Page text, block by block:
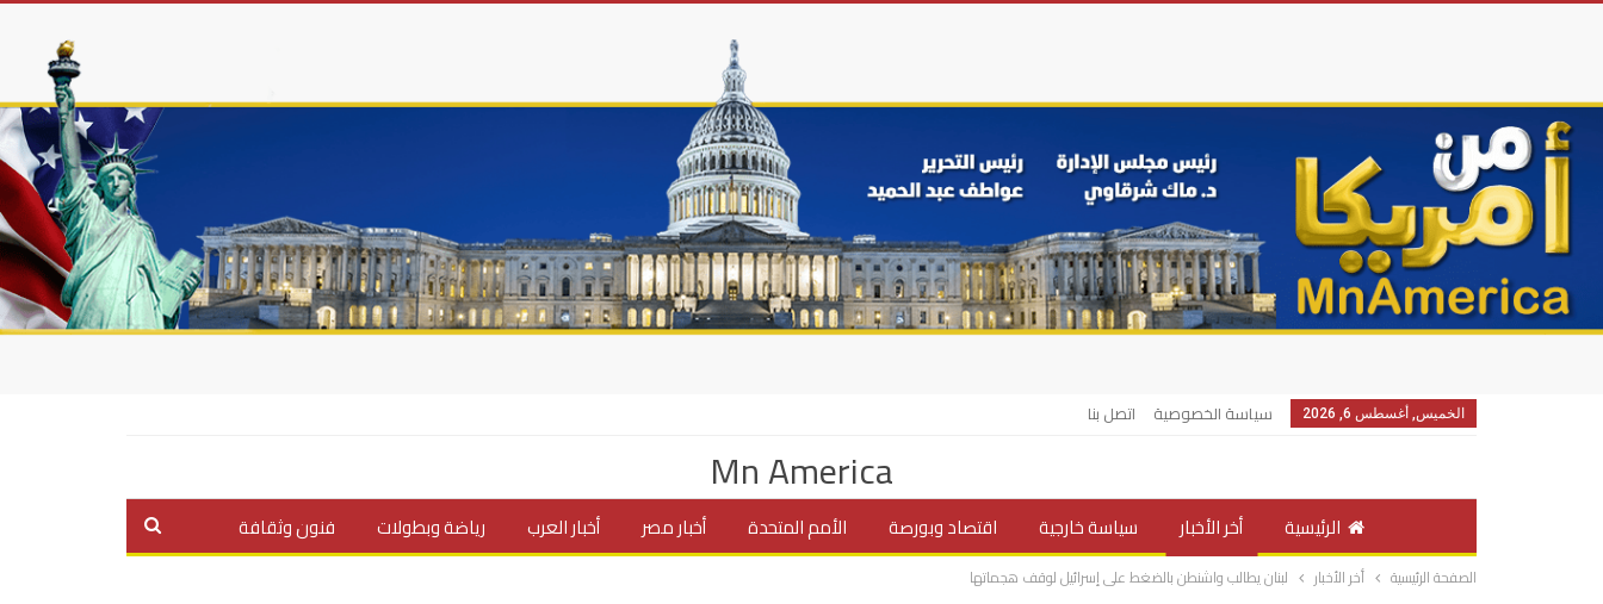
الخميس, أغسطس 6, 2026 سياسة الخصوصية اتصل بنا
Mn America
الرئيسية أخر الأخبار سياسة خارجية اقتصاد وبورصة الأمم المتحدة أخبار مصر أخبار العرب رياضة وبطولات
فنون وثقافة
صحة وتغذية
المرأة والحياة المنح الدراسية الصفحة الرئيسية أخر الأخبار لبنان يطالب واشنطن بالضغط على إسرائيل لوقف هجماتها